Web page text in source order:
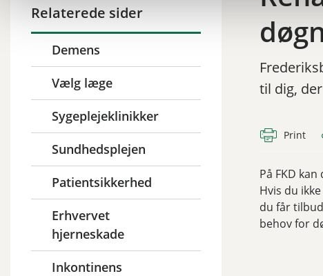
Relaterede sider
Demens
Vælg læge
Sygeplejeklinikker
Sundhedsplejen
Patientsikkerhed
Erhvervet
hjerneskade
Inkontinens
til dig,
Print
På FKD
Hvis du
du får
behov for